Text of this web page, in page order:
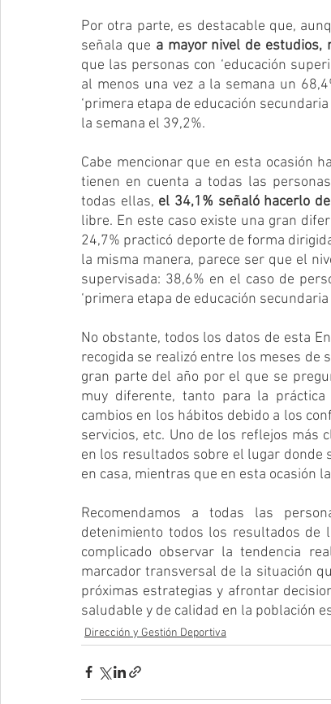
Por otra parte, es destacable que,
señala que a mayor nivel de
que las personas con ‘educación
al menos una vez a la semana un
‘primera etapa de educación
la semana el 39,2%.
Cabe mencionar que en esta ocasión
tienen en cuenta a todas las
todas ellas, el 34,1% señaló hacerlo
libre. En este caso existe una gran
24,7% practicó deporte de forma
la misma manera, parece ser que el
supervisada: 38,6% en el caso de
‘primera etapa de educación secundaria
No obstante, todos los datos de esta
recogida se realizó entre los meses de
gran parte del año por el que se
muy diferente, tanto para la
cambios en los hábitos debido a los
servicios, etc. Uno de los reflejos más
en los resultados sobre el lugar donde
en casa, mientras que en esta ocasión
Recomendamos a todas las
detenimiento todos los resultados de
complicado observar la tendencia
marcador transversal de la situación
próximas estrategias y afrontar
saludable y de calidad en la población
Dirección y Gestión Deportiva